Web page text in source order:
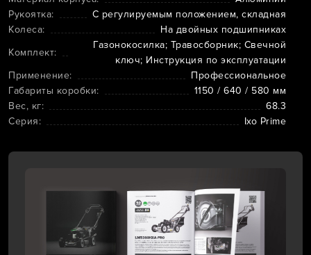
Рукоятка:
С регулируемым положением, складная
Колеса:
На двойных подшипниках
Комплект:
Газонокосилка; Травосборник; Свечной
ключ; Инструкция по эксплуатации
Применение:
Профессиональное
Габариты коробки:
1150 / 640 / 580 мм
Вес, кг:
68.3
Серия:
Ixo Prime